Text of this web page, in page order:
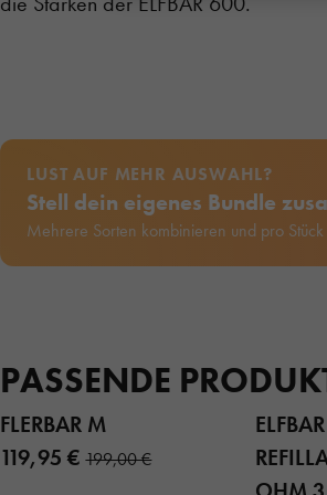
LUST AUF MEHR AUSWAHL?
Stell dein eigenes Bundle
Mehrere Sorten kombinieren und pro
PASSENDE
FLERBAR M
119,95 €199,00 €